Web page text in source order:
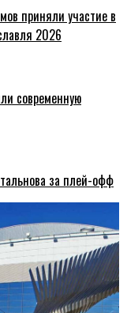
приняли участие в
2026
современную
за плей-офф